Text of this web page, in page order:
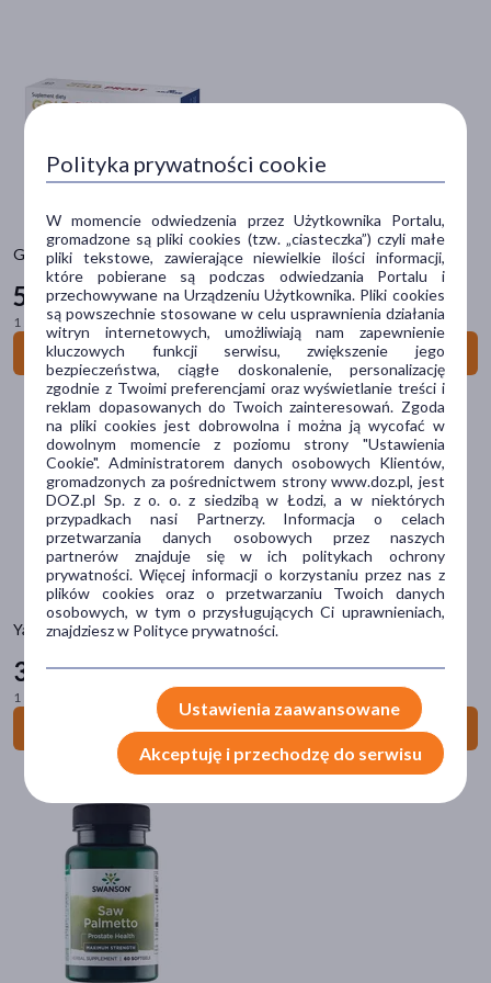
Gold Prost, kapsułki twarde, 60 szt.
54 49 zł
1 szt. = 0,91 zł
Do koszyka
Yango Wierzbownica dla mężczyzn, kapsułki, 90 szt.
30 29 zł
1 szt. = 0,34 zł
Do koszyka
Odbiór w aptece
zł – zł
Marka
ALLNUTRITION(1)
APO(1)
Aboca (1)
Anusir(1)
Aura Herbals(1)
pokaż więcej
Typ produktu
Suplement diety
(52)
Lek bez recepty
Wyrób medyczny(6)
Test diagnostyczny(3)
Postać
kapsułki(44)
tabletka(11)
ziele(4)
Polityka prywatności cookie
W momencie odwiedzenia przez Użytkownika Portalu,
gromadzone są pliki cookies (tzw. „ciasteczka”) czyli małe
pliki tekstowe, zawierające niewielkie ilości informacji,
które pobierane są podczas odwiedzania Portalu i
przechowywane na Urządzeniu Użytkownika. Pliki cookies
są powszechnie stosowane w celu usprawnienia działania
witryn internetowych, umożliwiają nam zapewnienie
kluczowych funkcji serwisu, zwiększenie jego
bezpieczeństwa, ciągłe doskonalenie, personalizację
zgodnie z Twoimi preferencjami oraz wyświetlanie treści i
reklam dopasowanych do Twoich zainteresowań. Zgoda
na pliki cookies jest dobrowolna i można ją wycofać w
dowolnym momencie z poziomu strony "Ustawienia
Cookie". Administratorem danych osobowych Klientów,
gromadzonych za pośrednictwem strony www.doz.pl, jest
DOZ.pl Sp. z o. o. z siedzibą w Łodzi, a w niektórych
przypadkach nasi Partnerzy. Informacja o celach
przetwarzania danych osobowych przez naszych
partnerów znajduje się w ich politykach ochrony
prywatności. Więcej informacji o korzystaniu przez nas z
plików cookies oraz o przetwarzaniu Twoich danych
osobowych, w tym o przysługujących Ci uprawnieniach,
znajdziesz w Polityce prywatności.
Ustawienia zaawansowane
Akceptuję i przechodzę do serwisu